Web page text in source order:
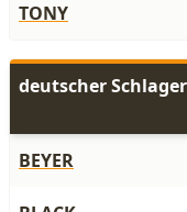
TONY
deutscher
BEYER